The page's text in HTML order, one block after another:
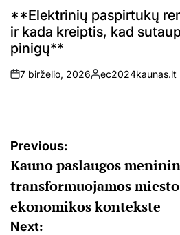
**Elektrinių paspirtukų
ir kada kreiptis, kad
pinigų**
on
7 birželio, 2026
Posted
ec2024kaunas.lt
Navigacija
tarp
įrašų
Previous:
Kauno paslaugos
transformuojamos
ekonomikos kontekste
Next: